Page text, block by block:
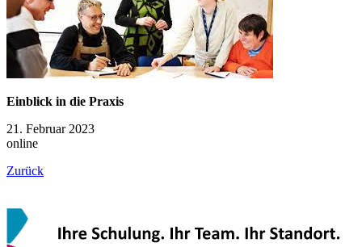
Einblick in die Praxis
21. Februar 2023
online
Zurück